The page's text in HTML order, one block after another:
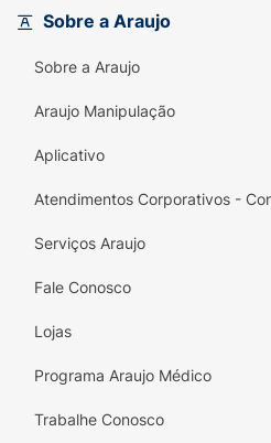
Sobre a Araujo
Sobre a Araujo
Araujo Manipulação
Aplicativo
Atendimentos Corporativos -
Serviços Araujo
Fale Conosco
Lojas
Programa Araujo Médico
Trabalhe Conosco